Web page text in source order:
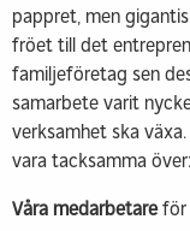
pappret, men
fröet till det
familjeföretag sen
samarbete varit
verksamhet ska
vara tacksamma över:
Våra medarbetareför